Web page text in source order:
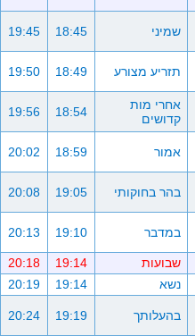
שמיני 18:45
19:45
תזריע מצורע 18:49
19:50
אחרי מות
קדושים
18:54
19:56
אמור 18:59
20:02
בהר בחוקותי 19:05
20:08
במדבר 19:10
20:13
שבועות 19:14
20:18
נשא 19:14
20:19
בהעלותך 19:19
20:24